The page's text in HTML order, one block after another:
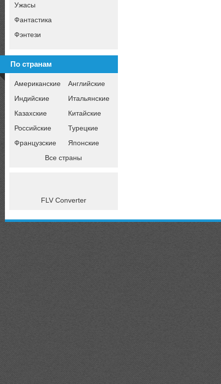
Ужасы
Фантастика
Фэнтези
По странам
Американские
Английские
Индийские
Итальянские
Казахские
Китайские
Российские
Турецкие
Французские
Японские
Все страны
FLV Converter